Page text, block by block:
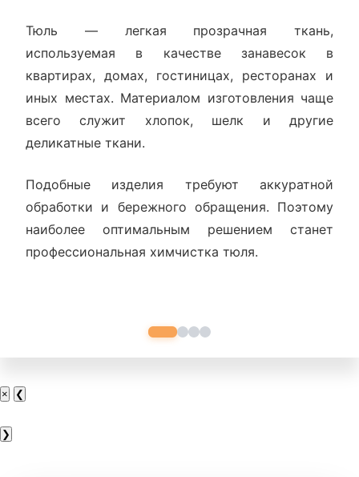
Тюль — легкая прозрачная ткань,
используемая в качестве занавесок в
квартирах, домах, гостиницах, ресторанах и
иных местах. Материалом изготовления чаще
всего служит хлопок, шелк и другие
деликатные ткани.
Подобные изделия требуют аккуратной
обработки и бережного обращения. Поэтому
наиболее оптимальным решением станет
профессиональная химчистка тюля.
× ❮
❯